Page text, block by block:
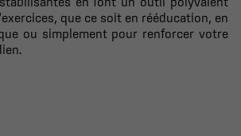
que ce soit en rééducation, en
ou simplement pour renforcer votre